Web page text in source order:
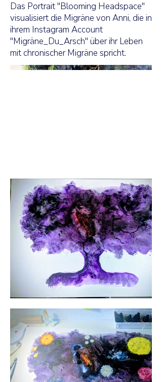
Das Portrait "Blooming Headspace"
visualisiert die Migräne von Anni, die in
ihrem Instagram Account
"Migräne_Du_Arsch" über ihr Leben
mit chronischer Migräne spricht.